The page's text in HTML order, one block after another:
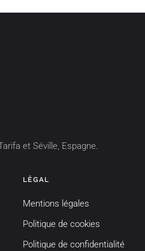
et Séville, Espagne.
LÉGAL
Mentions légales
Politique de cookies
Politique de confidentialité